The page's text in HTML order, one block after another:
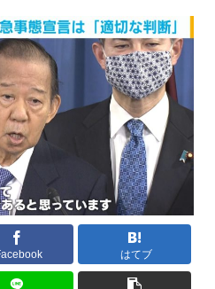
はてブ